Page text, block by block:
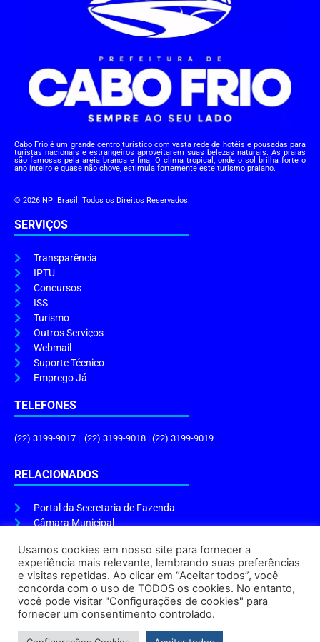
Cabo Frio é um grande centro turístico com vasta rede de hotéis e pousadas para
turistas nacionais e estrangeiros aproveitarem suas belezas naturais. As praias
são famosas pela areia branca e fina. O clima tropical, onde o sol brilha forte o
ano inteiro e quase não chove, estimula fortemente este turismo praiano.
© 2026 NPI Brasil. Todos os Direitos Reservados.
SERVIÇOS
Transparência
IPTU
Concursos
ISS
Turismo
Outros Serviços
Webmail
Suporte Técnico
Emprego Já
TELEFONES
(22) 3199-9017 | (22) 3199-9018 | (22) 3199-9019
RELACIONADOS
Portal da Secretaria de Fazenda
Câmara Municipal
ENDEREÇO E HORÁRIO
Endereço:Praça Tiradentes, s/n – Centro, Cabo Frio – RJ, 28906-290
Atendimento do Protocolo Geral da Prefeitura:9h às 16h
Horário de Funcionamento:8h às 17h
Usamos cookies em nosso site para fornecer a
experiência mais relevante, lembrando suas preferências
e visitas repetidas. Ao clicar em “Aceitar todos”, você
concorda com o uso de TODOS os cookies. No entanto,
você pode visitar "Configurações de cookies" para
fornecer um consentimento controlado.